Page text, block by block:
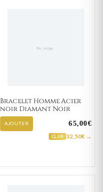
Bracelet Homme Acier
noir Diamant Noir
AJOUTER 65,00€
CLUB 32,50€ →